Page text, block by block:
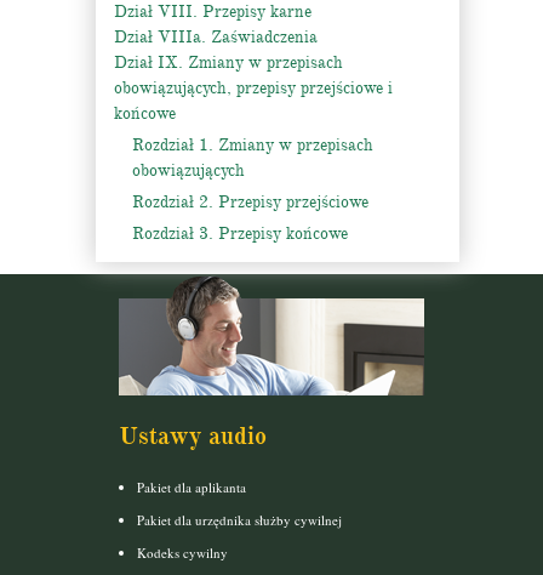
Dział VIII. Przepisy karne
Dział VIIIa. Zaświadczenia
Dział IX. Zmiany w przepisach
obowiązujących, przepisy przejściowe i
końcowe
Rozdział 1. Zmiany w przepisach
obowiązujących
Rozdział 2. Przepisy przejściowe
Rozdział 3. Przepisy końcowe
Ustawy audio
Pakiet dla aplikanta
Pakiet dla urzędnika służby cywilnej
Kodeks cywilny